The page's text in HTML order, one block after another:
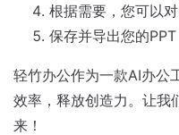
根据需要，您可以
保存并导出您的PPT
轻竹办公作为一款AI办公
效率，释放创造力。让我
来！